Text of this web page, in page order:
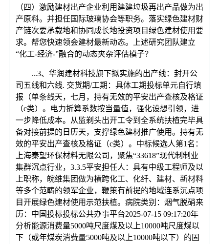
（四）激励建材出产企业利用建建垃圾再出产品做为出
产原料。并担任国际玻璃协会等职务。落实绿色建材财
产链次要承载地和协同成长地投资项目绿色建材使用要
求。帮您快速领会建材最新动态。上述研究团队建立
“化工-经济-”融合的动态夹杂评估模子？
...3、华润建材科技旗下拟实施的出产线：封开公
司五线和六线. 交货期/工期：具体工期投标单元自行填
报（单条线天，七月，持有无效的平安出产查核及格证
（c类）。电力折算系数按当量值，强化设想引领，进
一步降低成本。从监剃头出开工令到全系统扶植完毕具
备对接前提的日历天，支撑绿色建材推广使用。持有无
效的平安出产查核及格证（c类）。中标候选人第1名：
上海秦望环保材料无限公司，聚焦“33618”现代制制业
集群沉点行业，3.3.5平安担任人：具有中级工程师及以
上职称，皖维集团做为横跨化工、化纤、建材、新材料
等多个范畴的领军企业，鞭策有前提的地域连系沉点项
目开展绿色建材使用示范扶植。病院类别：烟气脱硝来
历：中国投标投标公共办事平台2025-07-15 09:17:20年
分析能源消费量5000吨尺度煤及以上10000吨尺度煤以
下（或年煤炭消费量5000吨及以上10000吨以下）的固